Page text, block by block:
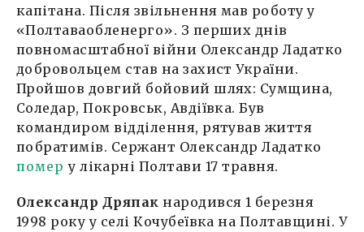
капітана. Після звільнення мав роботу у
«Полтаваобленерго». З перших днів
повномасштабної війни Олександр Ладатко
добровольцем став на захист України.
Пройшов довгий бойовий шлях: Сумщина,
Соледар, Покровськ, Авдіївка. Був
командиром відділення, рятував життя
побратимів. Сержант Олександр Ладатко
помер у лікарні Полтави 17 травня.
Олександр Дряпакнародився 1 березня
1998 року у селі Кочубеївка на Полтавщині. У